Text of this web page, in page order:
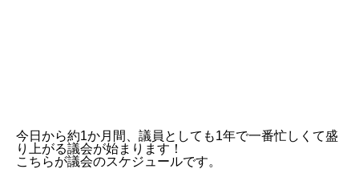
今日から約1か月間、議員としても1年で一番忙しくて盛
り上がる議会が始まります！
こちらが議会のスケジュールです。